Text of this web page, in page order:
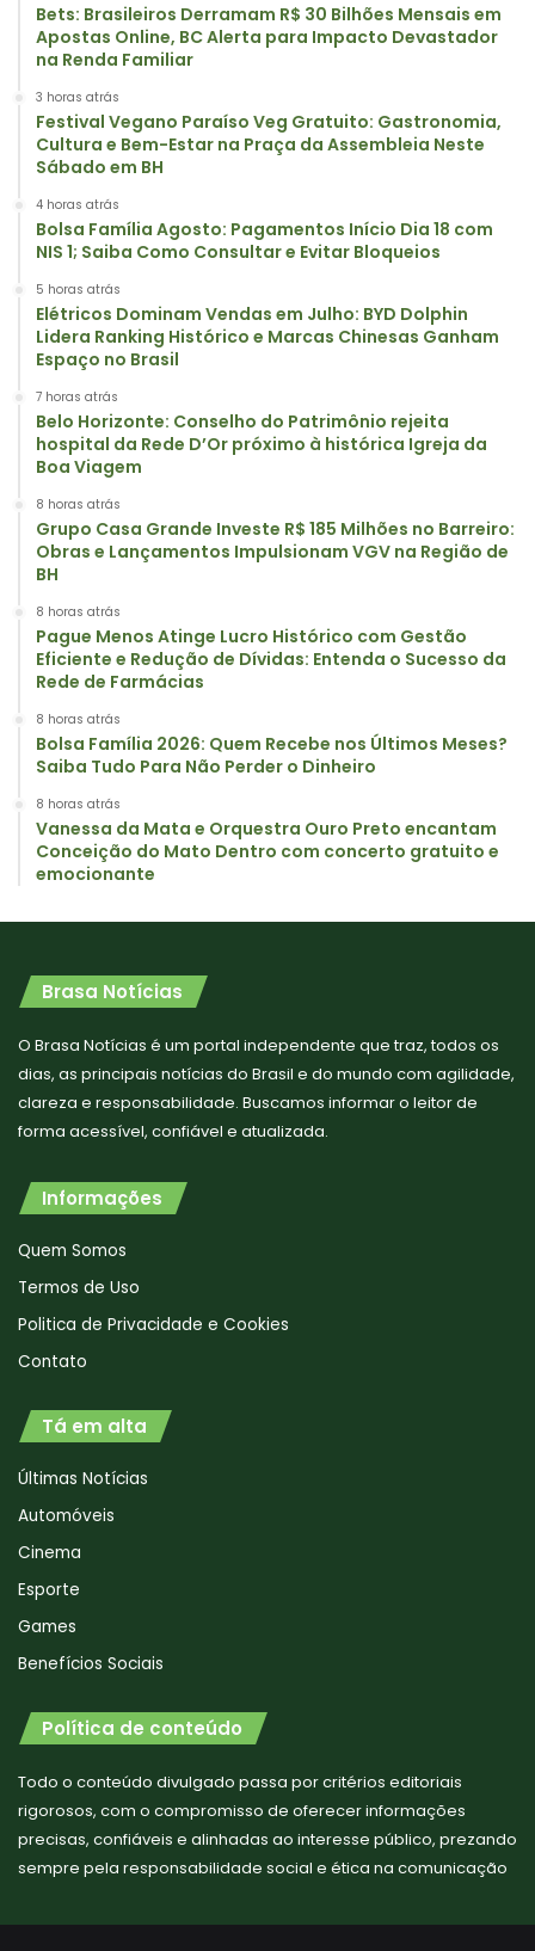
Bets: Brasileiros Derramam R$ 30 Bilhões Mensais em
Apostas Online, BC Alerta para Impacto Devastador
na Renda Familiar
3 horas atrás
Festival Vegano Paraíso Veg Gratuito: Gastronomia,
Cultura e Bem-Estar na Praça da Assembleia Neste
Sábado em BH
4 horas atrás
Bolsa Família Agosto: Pagamentos Início Dia 18 com
NIS 1; Saiba Como Consultar e Evitar Bloqueios
5 horas atrás
Elétricos Dominam Vendas em Julho: BYD Dolphin
Lidera Ranking Histórico e Marcas Chinesas Ganham
Espaço no Brasil
7 horas atrás
Belo Horizonte: Conselho do Patrimônio rejeita
hospital da Rede D’Or próximo à histórica Igreja da
Boa Viagem
8 horas atrás
Grupo Casa Grande Investe R$ 185 Milhões no Barreiro:
Obras e Lançamentos Impulsionam VGV na Região de
BH
8 horas atrás
Pague Menos Atinge Lucro Histórico com Gestão
Eficiente e Redução de Dívidas: Entenda o Sucesso da
Rede de Farmácias
8 horas atrás
Bolsa Família 2026: Quem Recebe nos Últimos Meses?
Saiba Tudo Para Não Perder o Dinheiro
8 horas atrás
Vanessa da Mata e Orquestra Ouro Preto encantam
Conceição do Mato Dentro com concerto gratuito e
emocionante
Brasa Notícias
O Brasa Notícias é um portal independente que traz, todos os
dias, as principais notícias do Brasil e do mundo com agilidade,
clareza e responsabilidade. Buscamos informar o leitor de
forma acessível, confiável e atualizada.
Informações
Quem Somos
Termos de Uso
Politica de Privacidade e Cookies
Contato
Tá em alta
Últimas Notícias
Automóveis
Cinema
Esporte
Games
Benefícios Sociais
Política de conteúdo
Todo o conteúdo divulgado passa por critérios editoriais
rigorosos, com o compromisso de oferecer informações
precisas, confiáveis e alinhadas ao interesse público, prezando
sempre pela responsabilidade social e ética na comunicação